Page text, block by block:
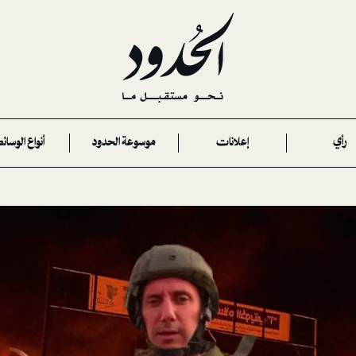
رأي إعلانات موسوعة الحدود أنواع